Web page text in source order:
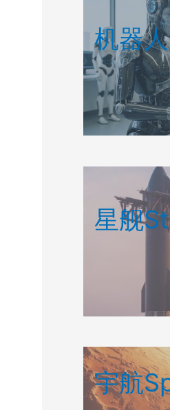
机器
星舰
宇航